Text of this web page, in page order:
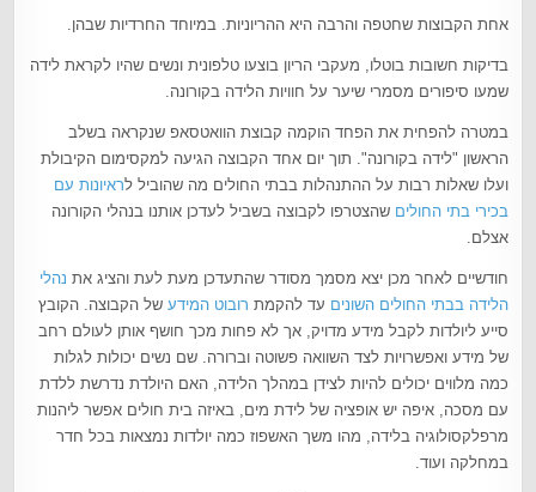
אחת הקבוצות שחטפה והרבה היא ההריוניות. במיוחד החרדיות שבהן.
בדיקות חשובות בוטלו, מעקבי הריון בוצעו טלפונית ונשים שהיו לקראת לידה
שמעו סיפורים מסמרי שיער על חוויות הלידה בקורונה.
במטרה להפחית את הפחד הוקמה קבוצת הוואטסאפ שנקראה בשלב
הראשון "לידה בקורונה". תוך יום אחד הקבוצה הגיעה למקסימום הקיבולת
ועלו שאלות רבות על ההתנהלות בבתי החולים מה שהוביל לראיונות עם
בכירי בתי החולים שהצטרפו לקבוצה בשביל לעדכן אותנו בנהלי הקורונה
אצלם.
חודשיים לאחר מכן יצא מסמך מסודר שהתעדכן מעת לעת והציג את נהלי
הלידה בבתי החולים השונים עד להקמת רובוט המידעשל הקבוצה. הקובץ
סייע ליולדות לקבל מידע מדויק, אך לא פחות מכך חושף אותן לעולם רחב
של מידע ואפשרויות לצד השוואה פשוטה וברורה. שם נשים יכולות לגלות
כמה מלווים יכולים להיות לצידן במהלך הלידה, האם היולדת נדרשת ללדת
עם מסכה, איפה יש אופציה של לידת מים, באיזה בית חולים אפשר ליהנות
מרפלקסולוגיה בלידה, מהו משך האשפוז כמה יולדות נמצאות בכל חדר
במחלקה ועוד.